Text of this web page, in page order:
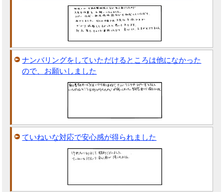
ナンバリングをしていただけるところは他になかった
ので、お願いしました
ていねいな対応で安心感が得られました